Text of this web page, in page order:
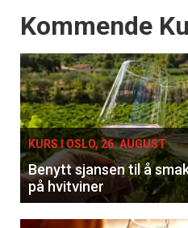
Events
Kommende
KURS I OSLO, 26. AUGUST
Benytt sjansen til å
på hvitviner